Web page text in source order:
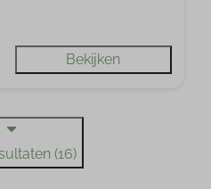
Bekijken
(16)